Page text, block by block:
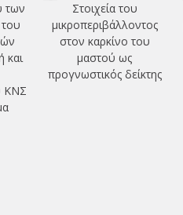
των
και
ΚΝΣ
Στοιχεία του
μικροπεριβάλλοντος
στον καρκίνο του
μαστού ως
προγνωστικός δείκτης